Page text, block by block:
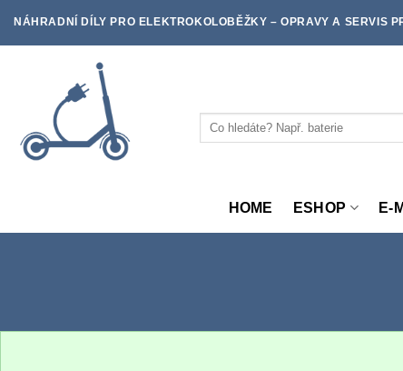
NÁHRADNÍ DÍLY PRO ELEKTROKOLOBĚŽKY – OPRAVY A SERVIS
Hledat:
HOME ESHOP E-